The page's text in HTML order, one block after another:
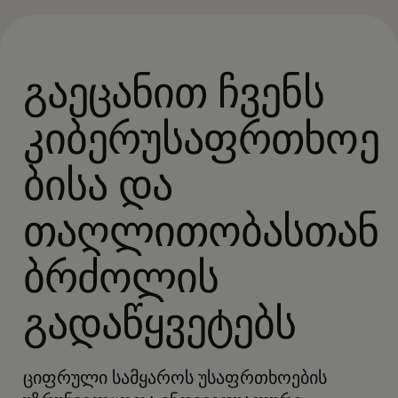
გაეცანით ჩვენს
კიბერუსაფრთხოე
ბისა და
თაღლითობასთან
ბრძოლის
გადაწყვეტებს
ციფრული სამყაროს უსაფრთხოების